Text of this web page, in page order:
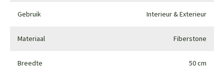
Gebruik Interieur & Exterieur
Materiaal Fiberstone
Breedte 50 cm